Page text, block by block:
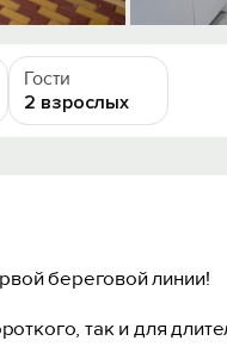
Гости
2 взрослых
береговой линии!
так и для